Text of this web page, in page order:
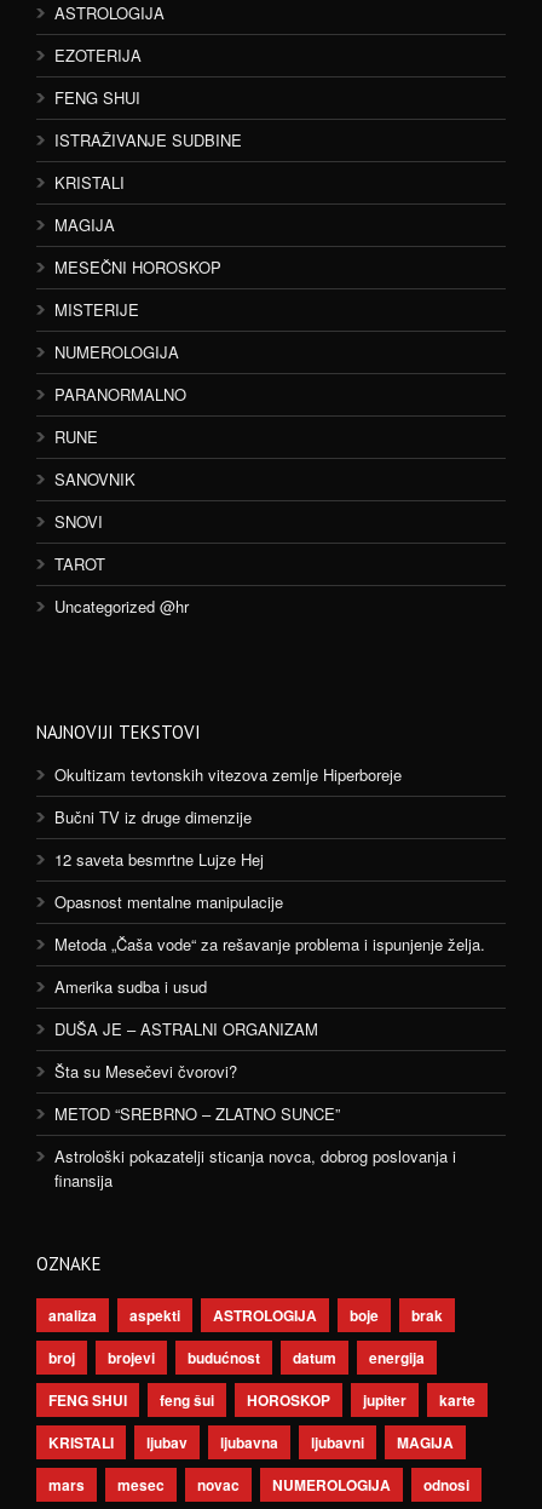
ASTROLOGIJA
EZOTERIJA
FENG SHUI
ISTRAŽIVANJE SUDBINE
KRISTALI
MAGIJA
MESEČNI HOROSKOP
MISTERIJE
NUMEROLOGIJA
PARANORMALNO
RUNE
SANOVNIK
SNOVI
TAROT
Uncategorized @hr
NAJNOVIJI TEKSTOVI
Okultizam tevtonskih vitezova zemlje Hiperboreje
Bučni TV iz druge dimenzije
12 saveta besmrtne Lujze Hej
Opasnost mentalne manipulacije
Metoda „Čaša vode“ za rešavanje problema i ispunjenje želja.
Amerika sudba i usud
DUŠA JE – ASTRALNI ORGANIZAM
Šta su Mesečevi čvorovi?
METOD “SREBRNO – ZLATNO SUNCE”
Astrološki pokazatelji sticanja novca, dobrog poslovanja i
finansija
OZNAKE
analiza aspekti ASTROLOGIJA boje
brak
broj
brojevi budućnost datum
energija
FENG SHUI
feng šui HOROSKOP jupiter
karte
KRISTALI
ljubav ljubavna ljubavni
MAGIJA
mars
mesec novac NUMEROLOGIJA odnosi